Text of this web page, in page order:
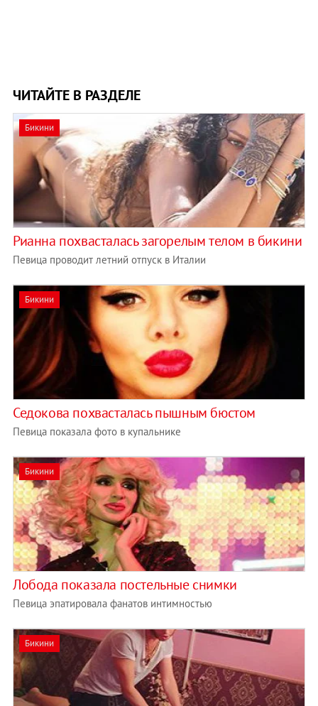
ЧИТАЙТЕ В РАЗДЕЛЕ
Бикини
Рианна похвасталась загорелым телом в бикини
Певица проводит летний отпуск в Италии
Бикини
Седокова похвасталась пышным бюстом
Певица показала фото в купальнике
Бикини
Лобода показала постельные снимки
Певица эпатировала фанатов интимностью
Бикини